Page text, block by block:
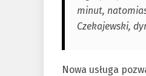
minut,
Czekajewski,
Nowa usługa